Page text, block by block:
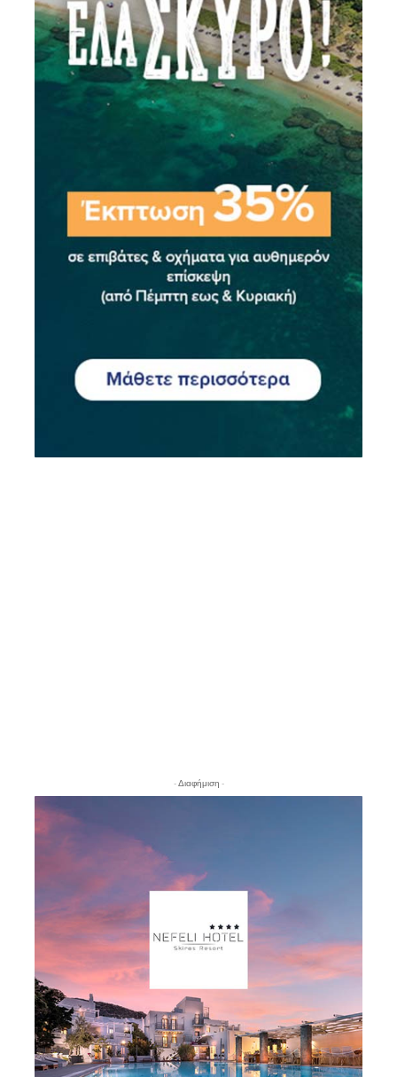
- Διαφήμιση -